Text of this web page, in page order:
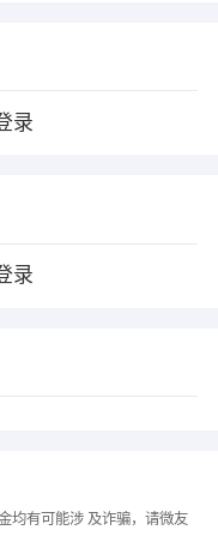
录
录
均有可能涉 及诈骗，请微友